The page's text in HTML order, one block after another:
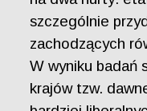
szczególnie
zachodzących
W wyniku badań
krajów tzw.